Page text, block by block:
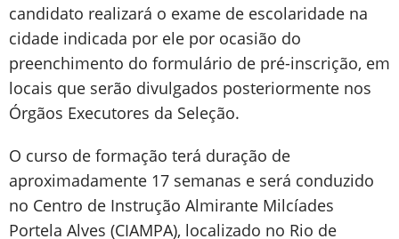
candidato realizará o exame de escolaridade na
cidade indicada por ele por ocasião do
preenchimento do formulário de pré-inscrição, em
locais que serão divulgados posteriormente nos
Órgãos Executores da Seleção.
O curso de formação terá duração de
aproximadamente 17 semanas e será conduzido
no Centro de Instrução Almirante Milcíades
Portela Alves (CIAMPA), localizado no Rio de